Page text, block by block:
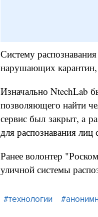
Систему
нарушающих карантин,
Изначально NtechLab
позволяющего найти
сервис был закрыт, а
для распознавания
Ранее волонтер
уличной системы
#технологии